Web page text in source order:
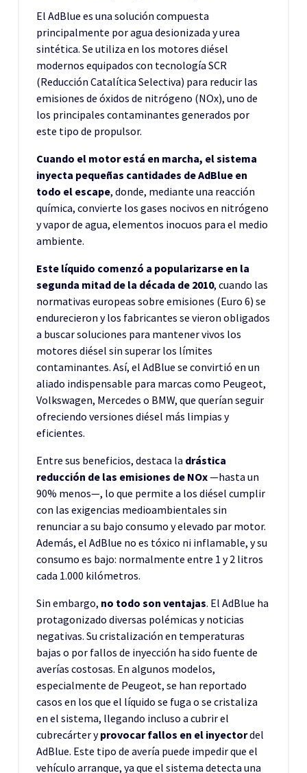
El AdBlue es una solución compuesta
principalmente por agua desionizada y urea
sintética. Se utiliza en los motores diésel
modernos equipados con tecnología SCR
(Reducción Catalítica Selectiva) para reducir las
emisiones de óxidos de nitrógeno (NOx), uno de
los principales contaminantes generados por
este tipo de propulsor.
Cuando el motor está en marcha, el sistema
inyecta pequeñas cantidades de AdBlue en
todo el escape, donde, mediante una reacción
química, convierte los gases nocivos en nitrógeno
y vapor de agua, elementos inocuos para el medio
ambiente.
Este líquido comenzó a popularizarse en la
segunda mitad de la década de 2010, cuando las
normativas europeas sobre emisiones (Euro 6) se
endurecieron y los fabricantes se vieron obligados
a buscar soluciones para mantener vivos los
motores diésel sin superar los límites
contaminantes. Así, el AdBlue se convirtió en un
aliado indispensable para marcas como Peugeot,
Volkswagen, Mercedes o BMW, que querían seguir
ofreciendo versiones diésel más limpias y
eficientes.
Entre sus beneficios, destaca la drástica
reducción de las emisiones de NOx—hasta un
90% menos—, lo que permite a los diésel cumplir
con las exigencias medioambientales sin
renunciar a su bajo consumo y elevado par motor.
Además, el AdBlue no es tóxico ni inflamable, y su
consumo es bajo: normalmente entre 1 y 2 litros
cada 1.000 kilómetros.
Sin embargo, no todo son ventajas. El AdBlue ha
protagonizado diversas polémicas y noticias
negativas. Su cristalización en temperaturas
bajas o por fallos de inyección ha sido fuente de
averías costosas. En algunos modelos,
especialmente de Peugeot, se han reportado
casos en los que el líquido se fuga o se cristaliza
en el sistema, llegando incluso a cubrir el
cubrecárter yprovocar fallos en el inyectordel
AdBlue. Este tipo de avería puede impedir que el
vehículo arranque, ya que el sistema detecta una